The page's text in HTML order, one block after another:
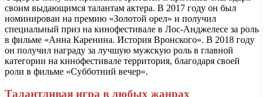
своим выдающимся талантам актера. В 2017 году он был
номинирован на премию «Золотой орел» и получил
специальный приз на кинофестивале в Лос-Анджелесе за роль
в фильме «Анна Каренина. История Вронского». В 2018 году
он получил награду за лучшую мужскую роль в главной
категории на кинофестивале территория, благодаря своей
роли в фильме «Субботний вечер».
Талантливая игра в любых жанрах